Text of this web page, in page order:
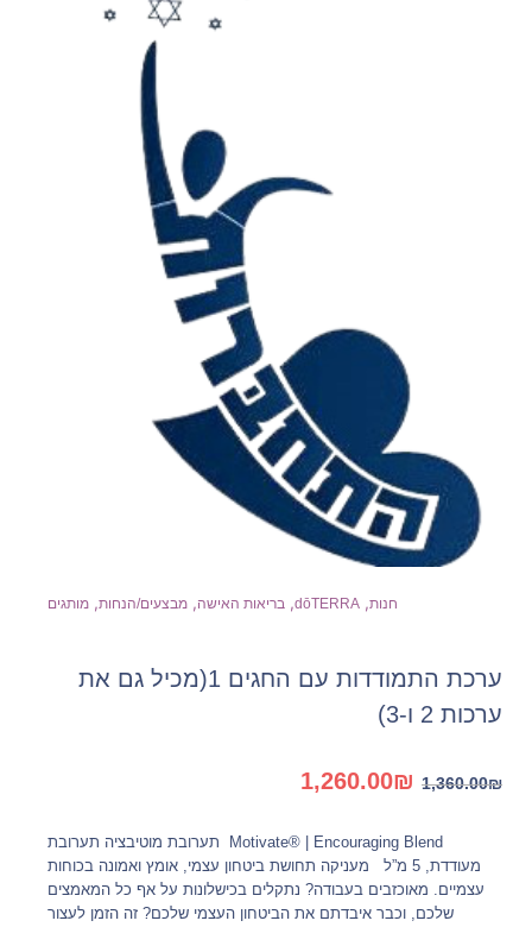
חנות,
dōTERRA
, בריאות האישה, מבצעים/הנחות, מותגים
ערכת התמודדות עם החגים 1(מכיל גם את
ערכות 2 ו-3)
1,360.00₪
המחיר
1,360.00₪.
1,260.00₪
1,260.00₪.
Motivate® | Encouraging Blend תערובת מוטיבציה תערובת
מעודדת, 5 מ”ל מעניקה תחושת ביטחון עצמי, אומץ ואמונה בכוחות
עצמיים. מאוכזבים בעבודה? נתקלים בכישלונות על אף כל המאמצים
שלכם, וכבר איבדתם את הביטחון העצמי שלכם? זה הזמן לעצור